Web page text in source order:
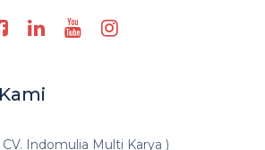
Indomulia Multi Karya )